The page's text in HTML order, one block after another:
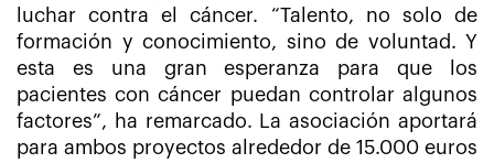
luchar contra el cáncer. “Talento, no solo de
formación y conocimiento, sino de voluntad. Y
esta es una gran esperanza para que los
pacientes con cáncer puedan controlar algunos
factores”, ha remarcado. La asociación aportará
para ambos proyectos alrededor de 15.000 euros